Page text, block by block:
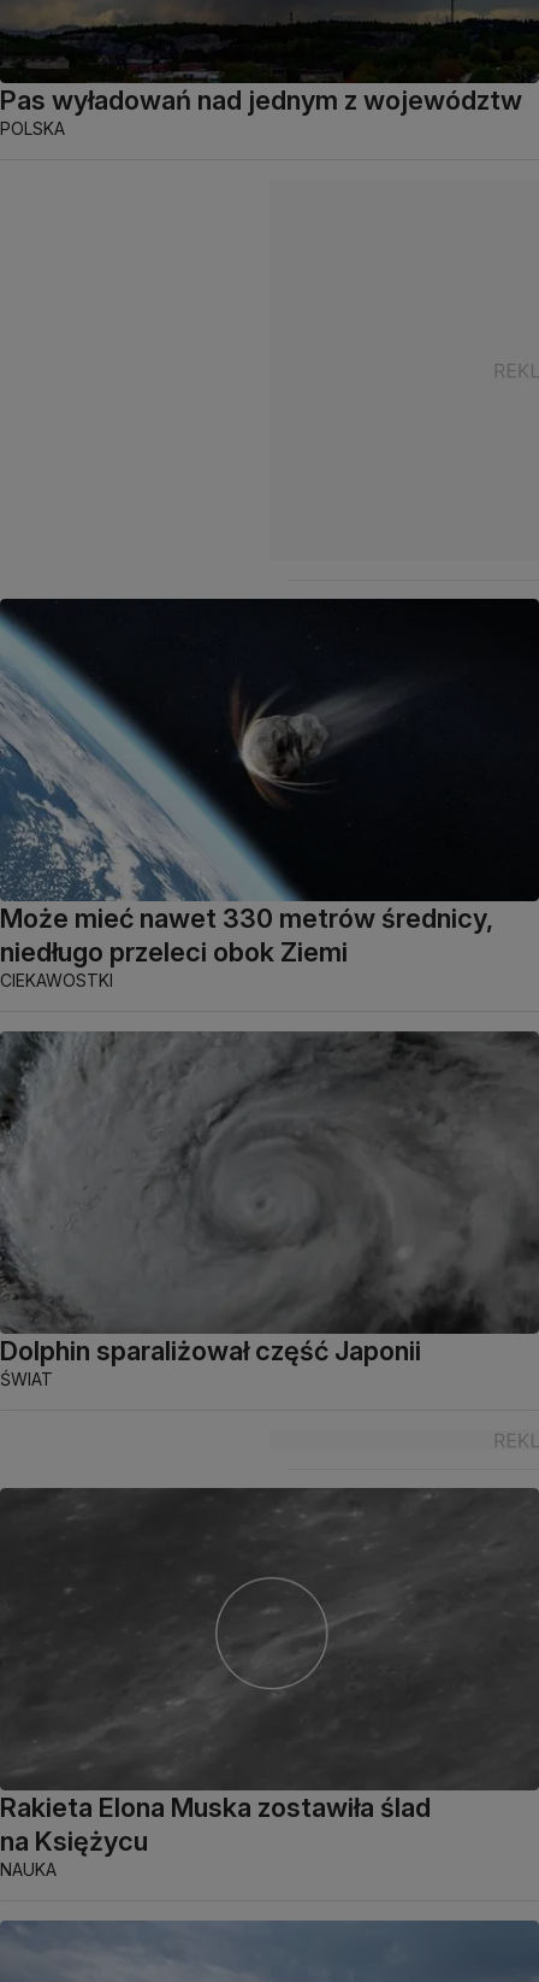
Pas wyładowań nad jednym z województw
POLSKA
Może mieć nawet 330 metrów średnicy,
niedługo przeleci obok Ziemi
CIEKAWOSTKI
Dolphin sparaliżował część Japonii
ŚWIAT
Rakieta Elona Muska zostawiła ślad
na Księżycu
NAUKA